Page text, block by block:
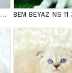
Show Kalite Silver NS1133 Scottish Fold Yavrumuz